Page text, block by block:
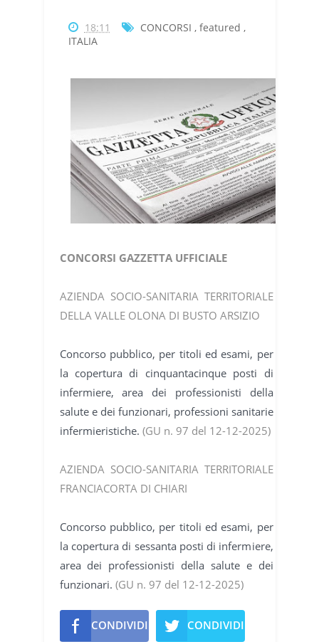
18:11 CONCORSI , featured ,
ITALIA
CONCORSI GAZZETTA UFFICIALE
AZIENDA SOCIO-SANITARIA TERRITORIALE
DELLA VALLE OLONA DI BUSTO ARSIZIO
Concorso pubblico, per titoli ed esami, per
la copertura di cinquantacinque posti di
infermiere, area dei professionisti della
salute e dei funzionari, professioni sanitarie
infermieristiche. (GU n. 97 del 12-12-2025)
AZIENDA SOCIO-SANITARIA TERRITORIALE
FRANCIACORTA DI CHIARI
Concorso pubblico, per titoli ed esami, per
la copertura di sessanta posti di infermiere,
area dei professionisti della salute e dei
funzionari. (GU n. 97 del 12-12-2025)
CONDIVIDI CONDIVIDI